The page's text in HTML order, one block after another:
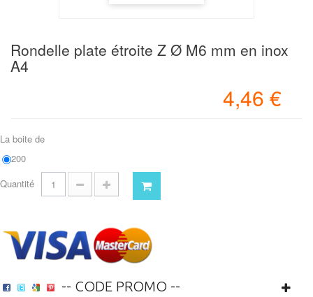
Rondelle plate étroite Z Ø M6 mm en inox
A4
4,46 €
La boite de
200
Quantité
-- CODE PROMO --